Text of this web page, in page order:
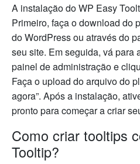
A instalação do WP Easy
Primeiro, faça o download do
do WordPress ou através do
seu site. Em seguida, vá para
painel de administração e
Faça o upload do arquivo do
agora”. Após a instalação,
pronto para começar a criar
Como criar tooltips
Tooltip?